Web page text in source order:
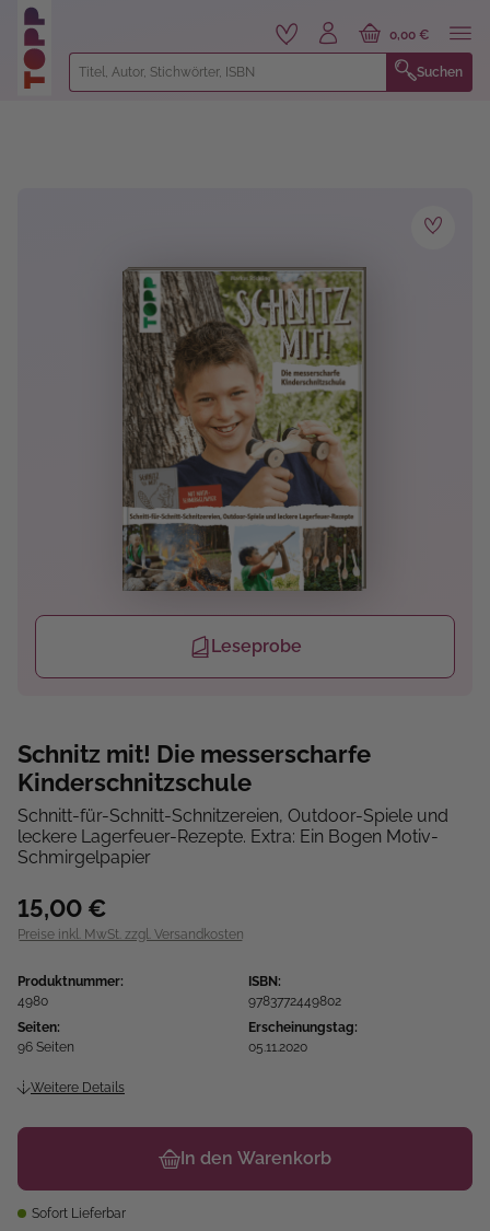
springen
Suchen
0,00 €
Leseprobe
Schnitz mit! Die messerscharfe
Kinderschnitzschule
Schnitt-für-Schnitt-Schnitzereien, Outdoor-Spiele und
leckere Lagerfeuer-Rezepte. Extra: Ein Bogen Motiv-
Schmirgelpapier
15,00 €
Preise inkl. MwSt. zzgl. Versandkosten
Produktnummer:
4980
ISBN:
9783772449802
Seiten:
96 Seiten
Erscheinungstag:
05.11.2020
Weitere Details
In den Warenkorb
Sofort Lieferbar